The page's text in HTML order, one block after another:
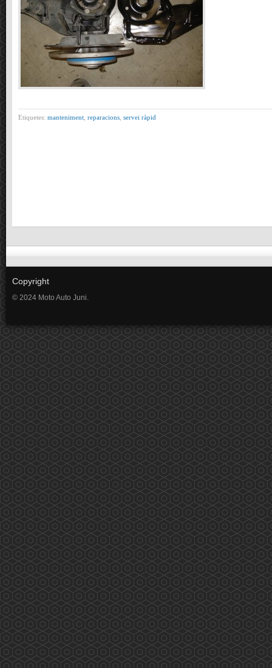
Etiquetes: manteniment reparacions servei ràpid
Copyright
© 2024 Moto Auto Juni.